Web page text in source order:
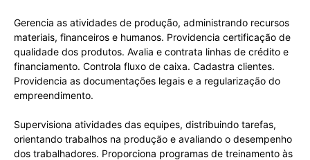
Gerencia as atividades de produção, administrando recursos
materiais, financeiros e humanos. Providencia certificação de
qualidade dos produtos. Avalia e contrata linhas de crédito e
financiamento. Controla fluxo de caixa. Cadastra clientes.
Providencia as documentações legais e a regularização do
empreendimento.
Supervisiona atividades das equipes, distribuindo tarefas,
orientando trabalhos na produção e avaliando o desempenho
dos trabalhadores. Proporciona programas de treinamento às